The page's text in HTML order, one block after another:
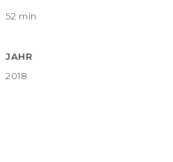
52 min
JAHR
2018